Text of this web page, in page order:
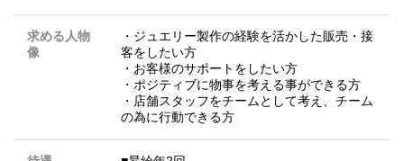
求める人物
像
・ジュエリー製作の経験を活かした販売・接
客をしたい方
・お客様のサポートをしたい方
・ポジティブに物事を考える事ができる方
・店舗スタッフをチームとして考え、チーム
の為に行動できる方